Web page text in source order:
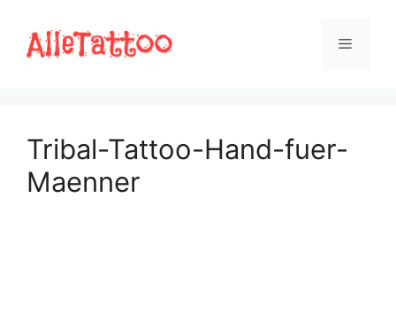
Inhalt
springen
Menü
Tribal-Tattoo-Hand-fuer-
Maenner